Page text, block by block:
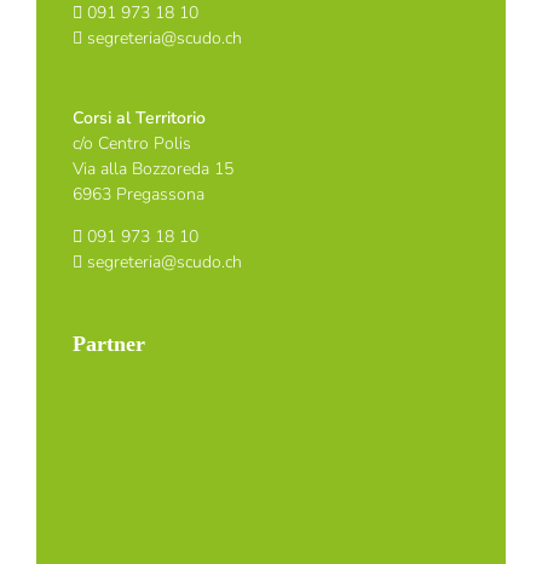
091 973 18 10
segreteria@scudo.ch
Corsi al Territorio
c/o Centro Polis
Via alla Bozzoreda 15
6963 Pregassona
091 973 18 10
segreteria@scudo.ch
Partner